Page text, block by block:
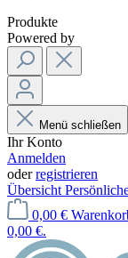
Produkte
Powered by
Menü schließen
Ihr Konto
Anmelden
oderregistrieren
Übersicht
0,00 €
0,00 €.